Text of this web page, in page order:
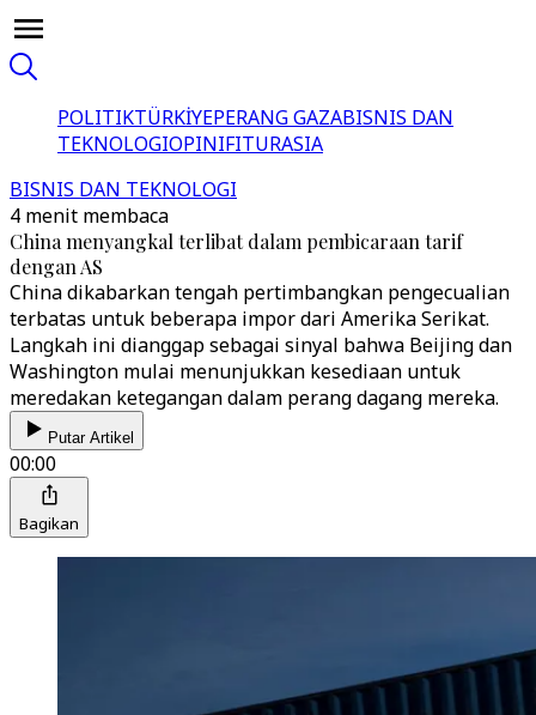
POLITIKTÜRKİYEPERANG GAZABISNIS DAN
TEKNOLOGIOPINIFITURASIA
BISNIS DAN TEKNOLOGI
4 menit membaca
China menyangkal terlibat dalam pembicaraan tarif
dengan AS
China dikabarkan tengah pertimbangkan pengecualian
terbatas untuk beberapa impor dari Amerika Serikat.
Langkah ini dianggap sebagai sinyal bahwa Beijing dan
Washington mulai menunjukkan kesediaan untuk
meredakan ketegangan dalam perang dagang mereka.
Putar Artikel
00:00
Bagikan